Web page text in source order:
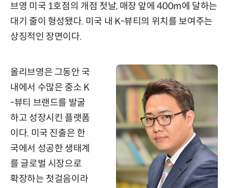
브영 미국 1호점의 개점 첫날, 매장 앞에 400m에 달하는
대기 줄이 형성됐다. 미국 내 K-뷰티의 위치를 보여주는
상징적인 장면이다.
올리브영은 그동안 국
내에서 수많은 중소 K
-뷰티 브랜드를 발굴
하고 성장시킨 플랫폼
이다. 미국 진출은 한
국에서 성공한 생태계
를 글로벌 시장으로
확장하는 첫걸음이라